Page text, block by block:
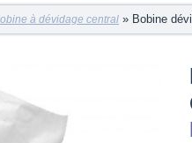
à dévidage central » Bobine